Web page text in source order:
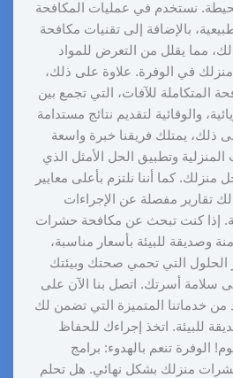
نستخدم في عمليات المكافحة
بالإضافة إلى تقنيات مكافحة
مما يقلل من التعرض للمواد
في الوفرة. علاوة على ذلك،
المتكاملة للآفات، التي تجمع بين
والوقائية لتقديم نتائج مستدامة
ذلك، يمتلك فريقنا خبرة واسعة
وتطبيق الحل الأمثل الذي
منزلك. كما أننا نلتزم بأعلى معايير
لك تقارير مفصلة عن الإجراءات
إذا كنت تبحث عن مكافحة حشرات
وصديقة للبيئة بأسعار مناسبة،
الحلول التي تحمي صحتك وبيئتك
سلامة أسرتك. اتصل بنا الآن على
واستفد من خدماتنا المتميزة التي تضمن لك
للبيئة. اتخذ إجراءك للحفاظ
الوفرة تنعم بالهدوء: برامج
منزلك بشكل نهائي. هل تحلم